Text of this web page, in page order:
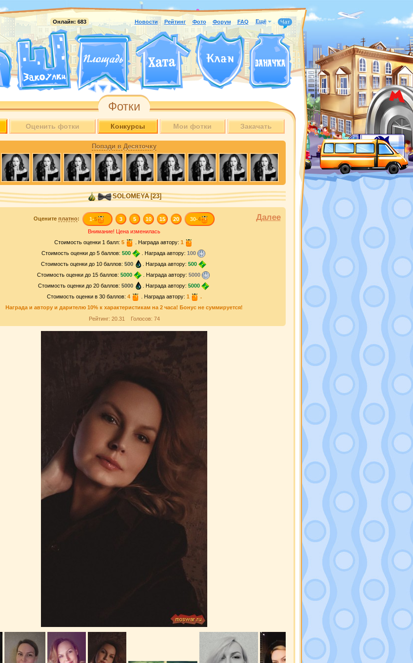
Онлайн: 683 Новости Рейтинг Фото Форум FAQ Ещё Чат
Фотки
Оценить фотки Конкурсы Мои фотки Закачать
Попади в Десяточку
SOLOMEYA [23]
Далее
Оцените платно: 1-5 3 5 10 15 20 30-4
Внимание! Цена изменилась
Стоимость оценки 1 балл: 5 . Награда автору: 1
Стоимость оценки до 5 баллов: 500 . Награда автору: 100
Стоимость оценки до 10 баллов: 500 . Награда автору: 500
Стоимость оценки до 15 баллов: 5000 . Награда автору: 5000
Стоимость оценки до 20 баллов: 5000 . Награда автору: 5000
Стоимость оценки в 30 баллов: 4 . Награда автору: 1
.
Награда и автору и дарителю 10% к характеристикам на 2 часа! Бонус не суммируется!
Рейтинг: 20.31 Голосов: 74